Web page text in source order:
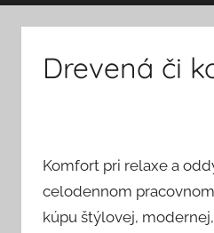
Drevená či
Komfort pri relaxe a
celodennom
kúpu štýlovej,